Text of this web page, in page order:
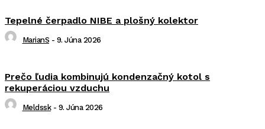
Tepelné čerpadlo NIBE a plošný kolektor
MarianS - 9. Júna 2026
Prečo ľudia kombinujú kondenzačný kotol s
rekuperáciou vzduchu
Meldssk - 9. Júna 2026